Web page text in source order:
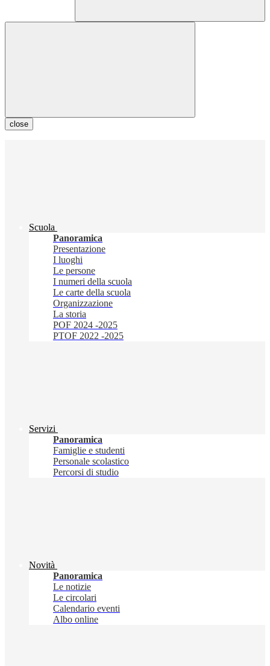
close
Scuola
Panoramica
Presentazione
I luoghi
Le persone
I numeri della scuola
Le carte della scuola
Organizzazione
La storia
POF 2024 -2025
PTOF 2022 -2025
Servizi
Panoramica
Famiglie e studenti
Personale scolastico
Percorsi di studio
Novità
Panoramica
Le notizie
Le circolari
Calendario eventi
Albo online